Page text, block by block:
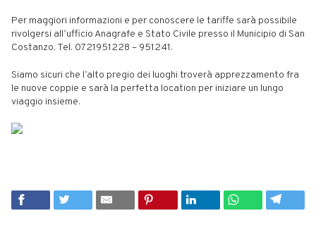
Per maggiori informazioni e per conoscere le tariffe sarà possibile
rivolgersi all’ufficio Anagrafe e Stato Civile presso il Municipio di San
Costanzo. Tel. 0721951228 – 951241.
Siamo sicuri che l’alto pregio dei luoghi troverà apprezzamento fra
le nuove coppie e sarà la perfetta location per iniziare un lungo
viaggio insieme.